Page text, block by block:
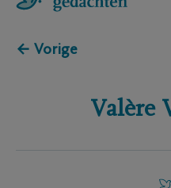
← Vorige
Valère